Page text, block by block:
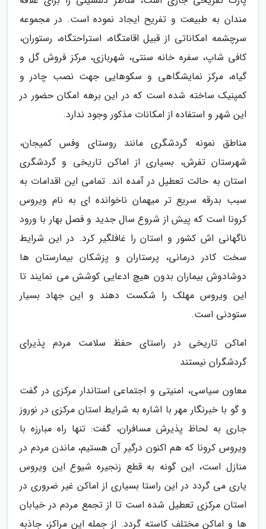
مندان به طبیعت و تفریح ایجاد نموده است. در مجموعه
سرچشمه امکاناتی از قبیل اقامتگاه، استراحتگاه، رستوران،
کافی شاپ، سفره خانه سنتی، شهربازی، مرکز فروش گل و
گیاه، مرکز نمایشگاهی و سکوهایی جهت نصب چادر و
کمپنیک ساخته شده است که در این برهه امکان حضور در
این شهر و استفاده از امکانات مذکور وجود ندارد.
مناطق نمونه گردشگری مانند روستای وفس کمیجان،
شهرستان تفرش، بسیاری از اماکن تاریخی و گردشگری
استان به حالت تعطیل در آمده اند. تمامی این اقدامات به
سبب بدرقه سریع تر میهمان ناخوانده ای به نام ویروس
کرونا است که پیش از شروع سال جدید و فصل بهار با ورود
ناگهانی اش کشور و استان را غافلگیر کرد. در این شرایط
سخت کادر درمانی، پرستاران و پزشکان بیمارستان ها
دوشادوش بیماران بدون هیچ ادعایی کوشش می نمایند تا
این ویروس مهلک را شکست دهند و این جهاد بسیار
ستودنی است.
اماکن تاریخی در راستای حفظ سلامت مردم پذیرای
گردشگران نیستند
معاون سیاسی، امنیتی و اجتماعی استاندار مرکزی در گفت
و گو با خبرنگار مهر با اشاره به شرایط استان مرکزی در نوروز
جاری به لحاظ پذیرش مسافران، گفت: تنها راه مبارزه با
ویروس کرونا که هم اکنون درگیر آن هستیم، ماندن مردم در
منازل است، این گونه به قطع زنجیره شیوع این ویروس
یاری می گردد در این راستا بسیاری از اماکن غیر ضروری در
استان مرکزی تعطیل شده است تا از تجمع مردم در خیابان
ها و اماکن مختلف کاسته گردد. از جمله این مراکز، جاذبه